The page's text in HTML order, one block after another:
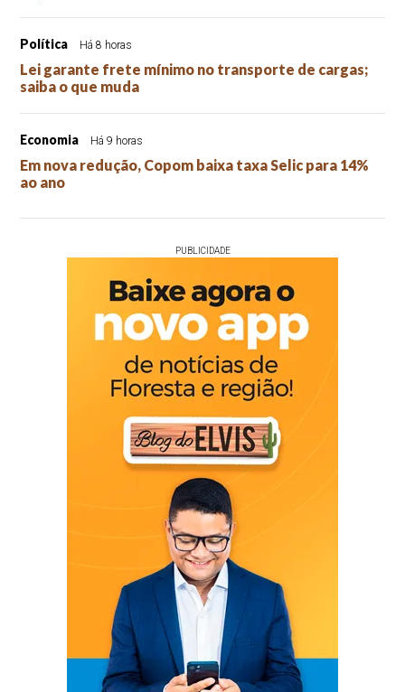
Política Há 8 horas
Lei garante frete mínimo no transporte de cargas;
saiba o que muda
Economia Há 9 horas
Em nova redução, Copom baixa taxa Selic para 14%
ao ano
PUBLICIDADE